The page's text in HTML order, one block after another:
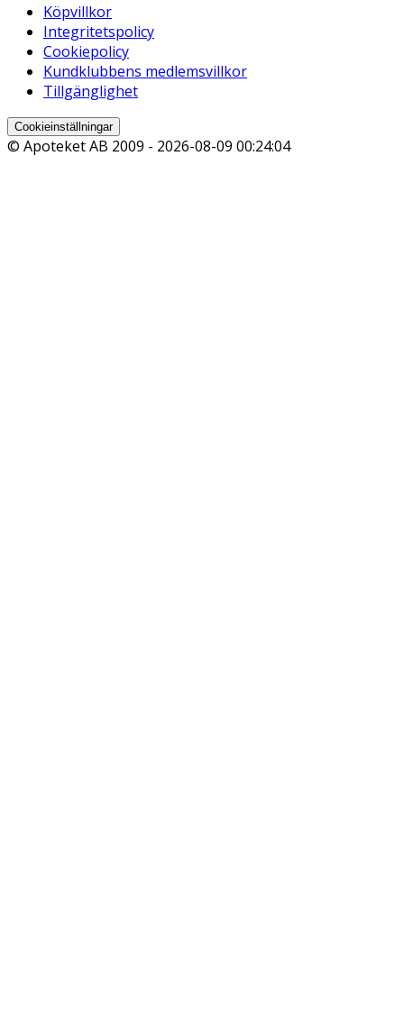
Köpvillkor
Integritetspolicy
Cookiepolicy
Kundklubbens medlemsvillkor
Tillgänglighet
Cookieinställningar
© Apoteket AB 2009 - 2026-08-09 00:24:04